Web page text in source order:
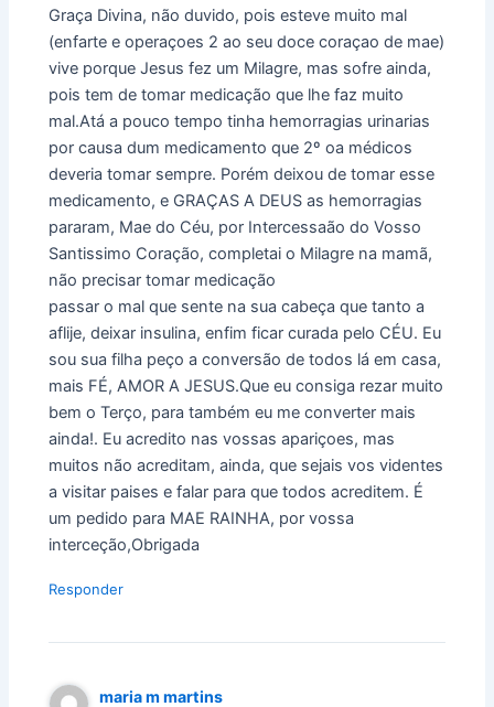
Graça Divina, não duvido, pois esteve muito mal
(enfarte e operaçoes 2 ao seu doce coraçao de mae)
vive porque Jesus fez um Milagre, mas sofre ainda,
pois tem de tomar medicação que lhe faz muito
mal.Atá a pouco tempo tinha hemorragias urinarias
por causa dum medicamento que 2º oa médicos
deveria tomar sempre. Porém deixou de tomar esse
medicamento, e GRAÇAS A DEUS as hemorragias
pararam, Mae do Céu, por Intercessaão do Vosso
Santissimo Coração, completai o Milagre na mamã,
não precisar tomar medicação
passar o mal que sente na sua cabeça que tanto a
aflije, deixar insulina, enfim ficar curada pelo CÉU. Eu
sou sua filha peço a conversão de todos lá em casa,
mais FÉ, AMOR A JESUS.Que eu consiga rezar muito
bem o Terço, para também eu me converter mais
ainda!. Eu acredito nas vossas apariçoes, mas
muitos não acreditam, ainda, que sejais vos videntes
a visitar paises e falar para que todos acreditem. É
um pedido para MAE RAINHA, por vossa
interceção,Obrigada
Responder
maria m martins